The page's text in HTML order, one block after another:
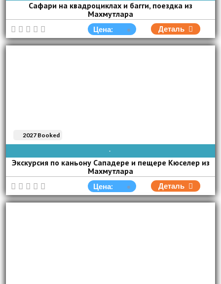
Сафари на квадроциклах и багги, поездка из
Махмутлара
Цена: Деталь
AVAIBLE EVERY DAY
Экскурсия по каньону Сападере и пещере Кюселер из
Махмутлара
2027 Booked
Цена: Деталь